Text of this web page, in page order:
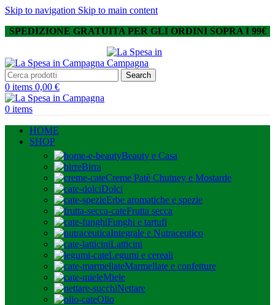
Skip to navigation Skip to main content
SPEDIZIONE GRATUITA PER GLI ORDINI SOPRA I 99€
Search
0 items 0,00 €
0 items
HOME
SHOP
Beauty e Casa
Birra
Creme Patè Chutney e Mostarde
Dolci
Erbe aromatiche e spezie
Frutta secca
Funghi e tartufi
Integrale e Nutraceutico
Latticini
Legumi e cereali
Marmellate e confetture
Miele
Nettare
Olio